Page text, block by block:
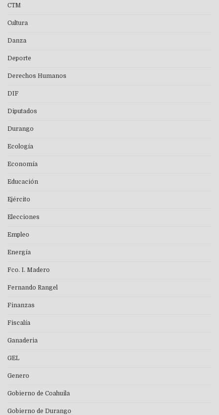
CTM
Cultura
Danza
Deporte
Derechos Humanos
DIF
Diputados
Durango
Ecología
Economía
Educación
Ejército
Elecciones
Empleo
Energía
Fco. I. Madero
Fernando Rangel
Finanzas
Fiscalía
Ganaderia
GEL
Genero
Gobierno de Coahuila
Gobierno de Durango